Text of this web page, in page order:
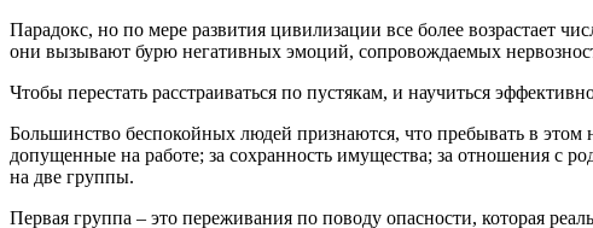
Парадокс, но по мере развития цивилизации все более возрастает
они вызывают бурю негативных эмоций, сопровождаемых
Чтобы перестать расстраиваться по пустякам, и научиться
Большинство беспокойных людей признаются, что пребывать в этом
допущенные на работе; за сохранность имущества; за отношения с
на две группы.
Первая группа – это переживания по поводу опасности, которая